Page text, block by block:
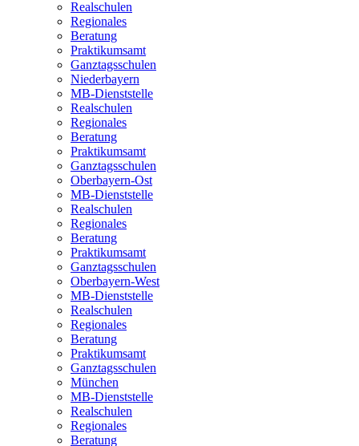
Realschulen
Regionales
Beratung
Praktikumsamt
Ganztagsschulen
Niederbayern
MB-Dienststelle
Realschulen
Regionales
Beratung
Praktikumsamt
Ganztagsschulen
Oberbayern-Ost
MB-Dienststelle
Realschulen
Regionales
Beratung
Praktikumsamt
Ganztagsschulen
Oberbayern-West
MB-Dienststelle
Realschulen
Regionales
Beratung
Praktikumsamt
Ganztagsschulen
München
MB-Dienststelle
Realschulen
Regionales
Beratung